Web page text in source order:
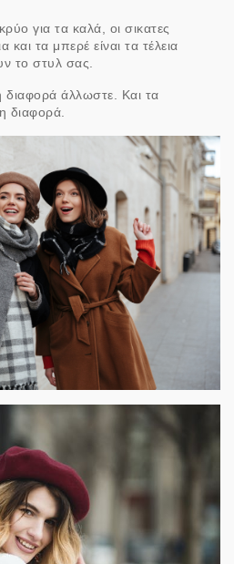
για τα καλά, οι σικατες
τα μπερέ είναι τα τέλεια
το στυλ σας.
διαφορά άλλωστε. Και τα
διαφορά.